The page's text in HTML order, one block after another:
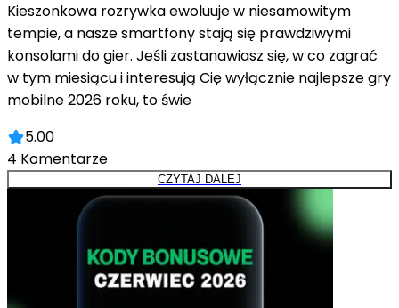
Kieszonkowa rozrywka ewoluuje w niesamowitym
tempie, a nasze smartfony stają się prawdziwymi
konsolami do gier. Jeśli zastanawiasz się, w co zagrać
w tym miesiącu i interesują Cię wyłącznie najlepsze gry
mobilne 2026 roku, to świe
5.00
4 Komentarze
CZYTAJ DALEJ